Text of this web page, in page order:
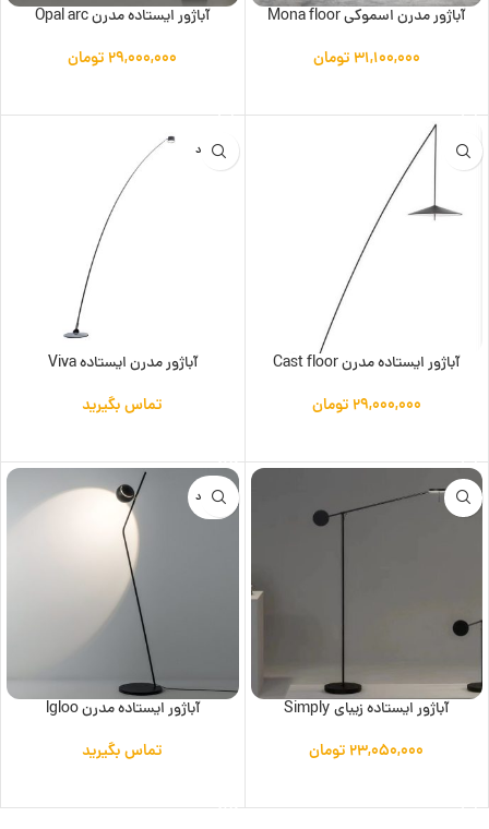
آباژور مدرن اسموکی Mona floor
۳۱,۱۰۰,۰۰۰تومان
آباژور ایستاده مدرن Opal arc
۲۹,۰۰۰,۰۰۰تومان
آباژور ایستاده مدرن Cast floor
۲۹,۰۰۰,۰۰۰تومان
ناموجود
آباژور مدرن ایستاده Viva
تماس بگیرید
آباژور ایستاده زیبای Simply
۲۳,۰۵۰,۰۰۰تومان
ناموجود
آباژور ایستاده مدرن lgloo
تماس بگیرید